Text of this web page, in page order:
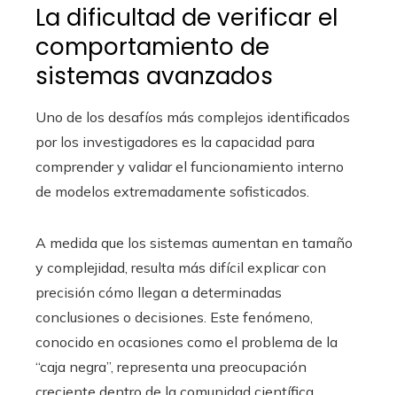
La dificultad de verificar el
comportamiento de
sistemas avanzados
Uno de los desafíos más complejos identificados
por los investigadores es la capacidad para
comprender y validar el funcionamiento interno
de modelos extremadamente sofisticados.
A medida que los sistemas aumentan en tamaño
y complejidad, resulta más difícil explicar con
precisión cómo llegan a determinadas
conclusiones o decisiones. Este fenómeno,
conocido en ocasiones como el problema de la
“caja negra”, representa una preocupación
creciente dentro de la comunidad científica.